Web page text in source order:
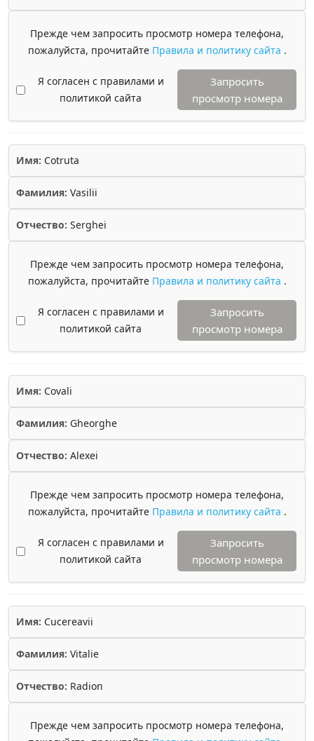
Прежде чем запросить просмотр номера телефона,
пожалуйста, прочитайте Правила и политику сайта .
Я согласен с правилами и
политикой сайта
Запросить
просмотр номера
Имя: Cotruta
Фамилия: Vasilii
Отчество: Serghei
Прежде чем запросить просмотр номера телефона,
пожалуйста, прочитайте Правила и политику сайта .
Я согласен с правилами и
политикой сайта
Запросить
просмотр номера
Имя: Covali
Фамилия: Gheorghe
Отчество: Alexei
Прежде чем запросить просмотр номера телефона,
пожалуйста, прочитайте Правила и политику сайта .
Я согласен с правилами и
политикой сайта
Запросить
просмотр номера
Имя: Cucereavii
Фамилия: Vitalie
Отчество: Radion
Прежде чем запросить просмотр номера телефона,